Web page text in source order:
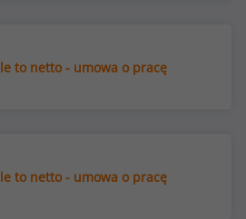
to netto - umowa o pracę
to netto - umowa o pracę